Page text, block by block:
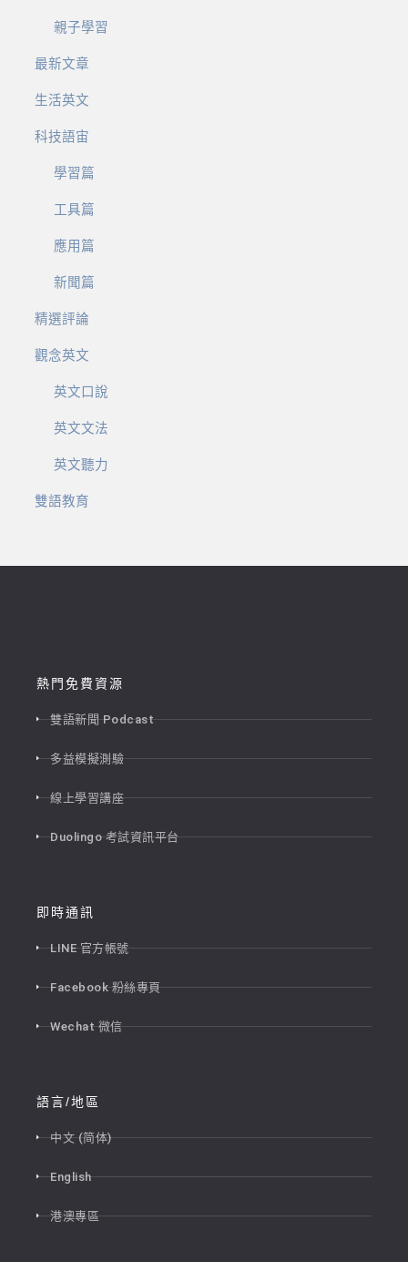
親子學習
最新文章
生活英文
科技語宙
學習篇
工具篇
應用篇
新聞篇
精選評論
觀念英文
英文口說
英文文法
英文聽力
雙語教育
熱門免費資源
雙語新聞 Podcast
多益模擬測驗
線上學習講座
Duolingo 考試資訊平台
即時通訊
LINE 官方帳號
Facebook 粉絲專頁
Wechat 微信
語言/地區
中文 (简体)
English
港澳專區